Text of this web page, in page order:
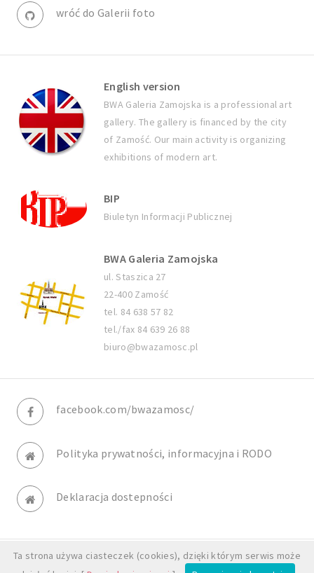
wróć do Galerii foto
English version
BWA Galeria Zamojska is a professional art
gallery. The gallery is financed by the city
of Zamość. Our main activity is organizing
exhibitions of modern art.
BIP
Biuletyn Informacji Publicznej
BWA Galeria Zamojska
ul. Staszica 27
22-400 Zamość
tel. 84 638 57 82
tel./fax 84 639 26 88
biuro@bwazamosc.pl
facebook.com/bwazamosc/
Polityka prywatności, informacyjna i RODO
Deklaracja dostepności
© BWA Galeria Zamojska. All rights reserved.
Ta strona używa ciasteczek (cookies), dzięki którym serwis może